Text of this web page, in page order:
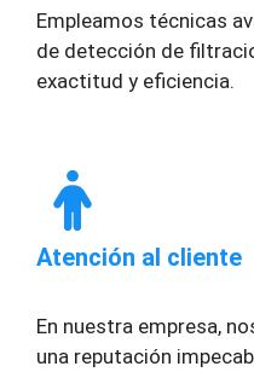
Empleamos técnicas
de detección de
exactitud y eficiencia.
Atención al cliente
En nuestra empresa,
una reputación